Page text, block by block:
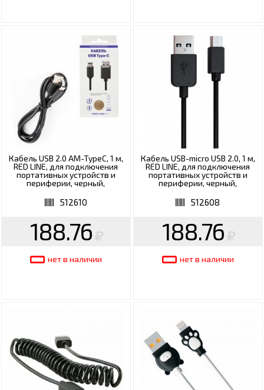
Кабель USB 2.0 AM-TypeC, 1 м,
RED LINE, для подключения
портативных устройств и
периферии, черный,
512610
188.76
нет в наличии
Кабель USB-micro USB 2.0, 1 м,
RED LINE, для подключения
портативных устройств и
периферии, черный,
512608
188.76
нет в наличии